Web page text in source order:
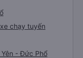
chạy tuyến
- Đức Phổ